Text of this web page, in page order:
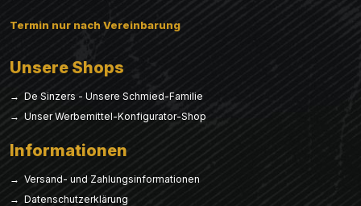
Termin nur nach Vereinbarung
Unsere Shops
→ De Sinzers - Unsere Schmied-Familie
→ Unser Werbemittel-Konfigurator-Shop
Informationen
→ Versand- und Zahlungsinformationen
→ Datenschutzerklärung